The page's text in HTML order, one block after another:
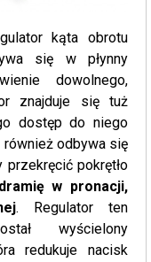
kąta obrotu
się w płynny
dowolnego,
znajduje się tuż
dostęp do niego
również odbywa się
pokrętło
w pronacji,
. Regulator ten
wyścielony
redukuje nacisk